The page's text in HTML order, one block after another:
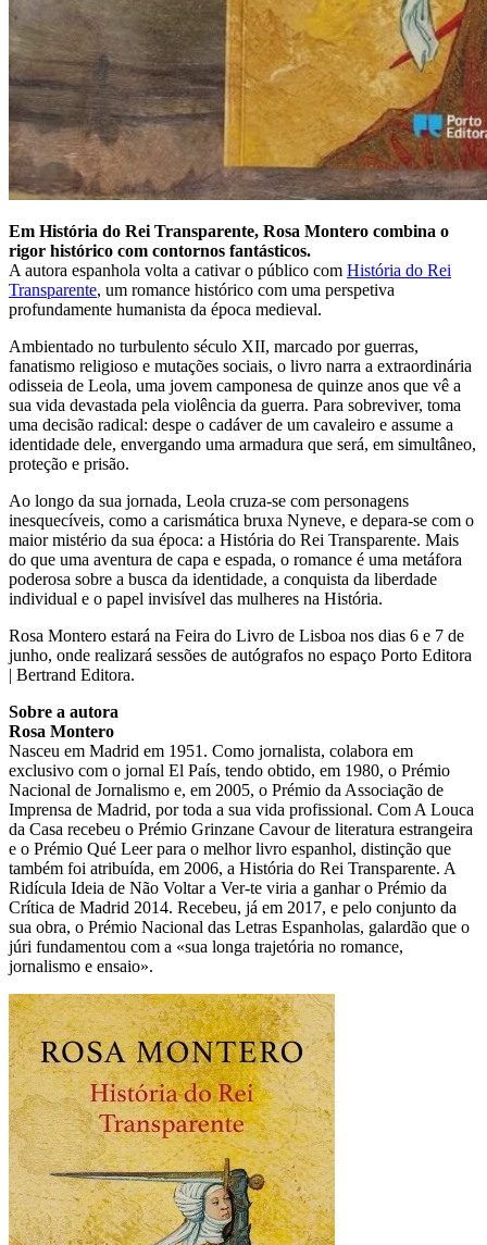
Em História do Rei Transparente, Rosa Montero combina o
rigor histórico com contornos fantásticos.
A autora espanhola volta a cativar o público com História do Rei
Transparente, um romance histórico com uma perspetiva
profundamente humanista da época medieval.
Ambientado no turbulento século XII, marcado por guerras,
fanatismo religioso e mutações sociais, o livro narra a extraordinária
odisseia de Leola, uma jovem camponesa de quinze anos que vê a
sua vida devastada pela violência da guerra. Para sobreviver, toma
uma decisão radical: despe o cadáver de um cavaleiro e assume a
identidade dele, envergando uma armadura que será, em simultâneo,
proteção e prisão.
Ao longo da sua jornada, Leola cruza-se com personagens
inesquecíveis, como a carismática bruxa Nyneve, e depara-se com o
maior mistério da sua época: a História do Rei Transparente. Mais
do que uma aventura de capa e espada, o romance é uma metáfora
poderosa sobre a busca da identidade, a conquista da liberdade
individual e o papel invisível das mulheres na História.
Rosa Montero estará na Feira do Livro de Lisboa nos dias 6 e 7 de
junho, onde realizará sessões de autógrafos no espaço Porto Editora
| Bertrand Editora.
Sobre a autora
Rosa Montero
Nasceu em Madrid em 1951. Como jornalista, colabora em
exclusivo com o jornal El País, tendo obtido, em 1980, o Prémio
Nacional de Jornalismo e, em 2005, o Prémio da Associação de
Imprensa de Madrid, por toda a sua vida profissional. Com A Louca
da Casa recebeu o Prémio Grinzane Cavour de literatura estrangeira
e o Prémio Qué Leer para o melhor livro espanhol, distinção que
também foi atribuída, em 2006, a História do Rei Transparente. A
Ridícula Ideia de Não Voltar a Ver-te viria a ganhar o Prémio da
Crítica de Madrid 2014. Recebeu, já em 2017, e pelo conjunto da
sua obra, o Prémio Nacional das Letras Espanholas, galardão que o
júri fundamentou com a «sua longa trajetória no romance,
jornalismo e ensaio».